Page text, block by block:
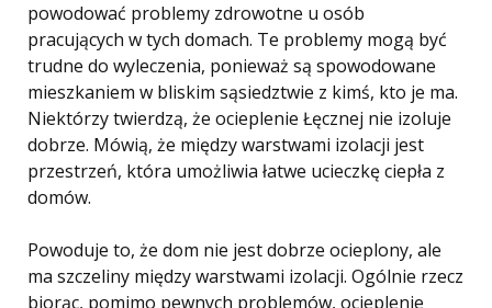
powodować problemy zdrowotne u osób
pracujących w tych domach. Te problemy mogą być
trudne do wyleczenia, ponieważ są spowodowane
mieszkaniem w bliskim sąsiedztwie z kimś, kto je ma.
Niektórzy twierdzą, że ocieplenie Łęcznej nie izoluje
dobrze. Mówią, że między warstwami izolacji jest
przestrzeń, która umożliwia łatwe ucieczkę ciepła z
domów.
Powoduje to, że dom nie jest dobrze ocieplony, ale
ma szczeliny między warstwami izolacji. Ogólnie rzecz
biorąc, pomimo pewnych problemów, ocieplenie